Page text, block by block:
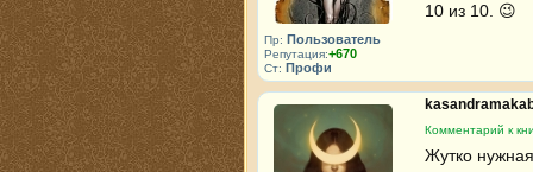
Пр: Пользователь
Репутация:+670
Ст: Профи
10 из 10. 😉
Комментарий к
Жутко